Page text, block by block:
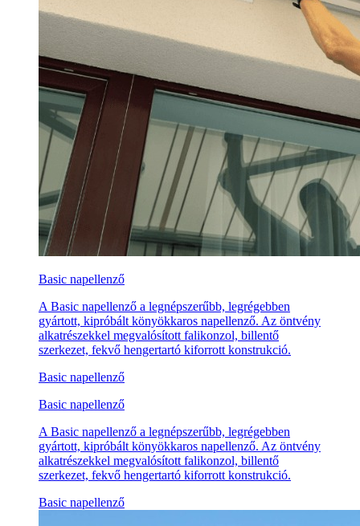
Basic napellenző
A Basic napellenző a legnépszerűbb, legrégebben
gyártott, kipróbált könyökkaros napellenző. Az öntvény
alkatrészekkel megvalósított falikonzol, billentő
szerkezet, fekvő hengertartó kiforrott konstrukció.
Basic napellenző
Basic napellenző
A Basic napellenző a legnépszerűbb, legrégebben
gyártott, kipróbált könyökkaros napellenző. Az öntvény
alkatrészekkel megvalósított falikonzol, billentő
szerkezet, fekvő hengertartó kiforrott konstrukció.
Basic napellenző